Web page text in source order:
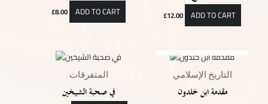
£8.00 ADD TO CART £12.00 ADD TO CART
المتفرقات
في صحبة الشيخين
التاريخ الإسلامي
مقدمة ابن خلدون